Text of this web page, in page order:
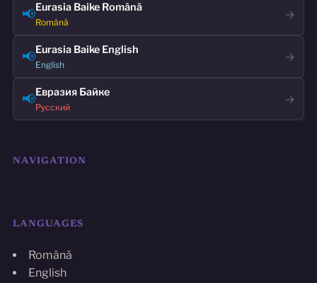
📢Eurasia Baike Română
Română
→
📢Eurasia Baike English
English
→
📢Евразия Байке
Русский
→
NAVIGATION
LANGUAGES
Română
English